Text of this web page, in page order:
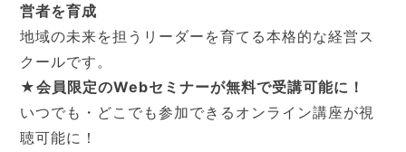
営者を育成
地域の未来を担うリーダーを育てる本格的な経営ス
クールです。
★会員限定のWebセミナーが無料で受講可能に！
いつでも・どこでも参加できるオンライン講座が視
聴可能に！